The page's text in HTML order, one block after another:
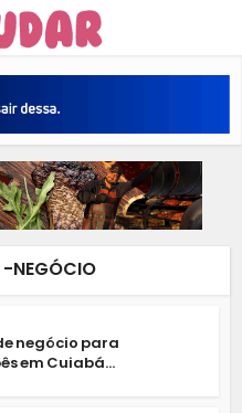
NEGÓCIO
negócio para
em Cuiabá...